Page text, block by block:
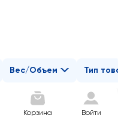
Вес/Объем Тип
Корзина Войти